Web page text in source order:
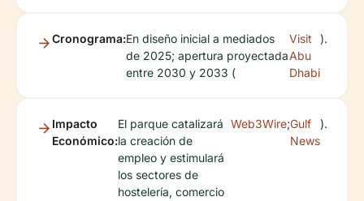
Cronograma:En diseño inicial a mediados
de 2025; apertura proyectada
entre 2030 y 2033 (
Visit
Abu
Dhabi
).
Impacto
Económico:
El parque catalizará
la creación de
empleo y estimulará
los sectores de
hostelería, comercio
Web3Wire;Gulf
News
).